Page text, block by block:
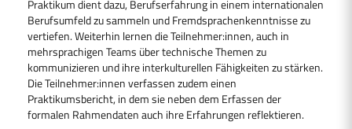
Praktikum dient dazu, Berufserfahrung in einem internationalen
Berufsumfeld zu sammeln und Fremdsprachenkenntnisse zu
vertiefen. Weiterhin lernen die Teilnehmer:innen, auch in
mehrsprachigen Teams über technische Themen zu
kommunizieren und ihre interkulturellen Fähigkeiten zu stärken.
Die Teilnehmer:innen verfassen zudem einen
Praktikumsbericht, in dem sie neben dem Erfassen der
formalen Rahmendaten auch ihre Erfahrungen reflektieren.